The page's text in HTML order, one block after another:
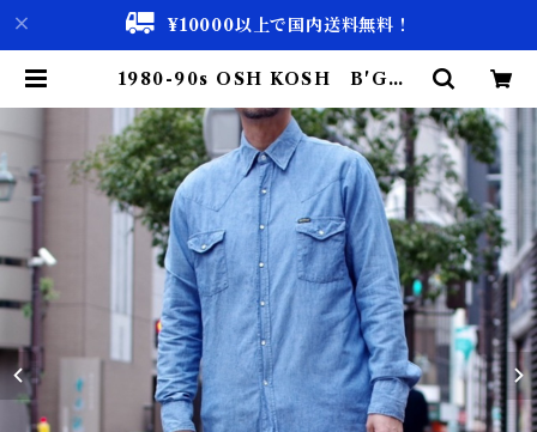
¥10000以上で国内送料無料！
1980-90s OSH KOSH B'GOS
アメリカ製 シャンブレー シャツ 古
着 | 古着屋 仙台 biscco【古着 &
Vintage 通販】